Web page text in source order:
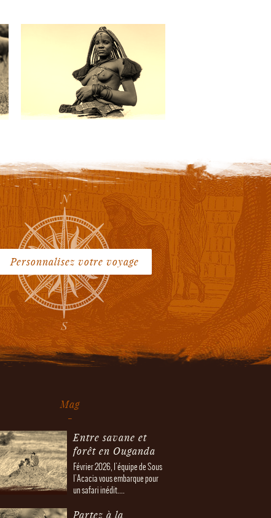
Personnalisez votre voyage
Mag
Entre savane et
forêt en Ouganda
Février 2026, l'équipe de Sous
l'Acacia vous embarque pour
un safari inédit....
Partez à la